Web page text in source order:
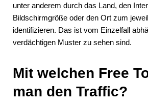
unter anderem durch das Land, den
Bildschirmgröße oder den Ort zum
identifizieren. Das ist vom Einzelfall
verdächtigen Muster zu sehen sind.
Mit welchen Free
man den Traffic?